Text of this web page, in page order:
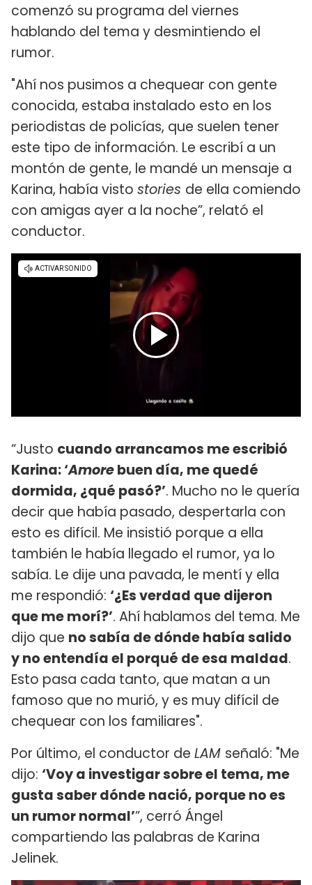
comenzó su programa del viernes
hablando del tema y desmintiendo el
rumor.
"Ahí nos pusimos a chequear con gente
conocida, estaba instalado esto en los
periodistas de policías, que suelen tener
este tipo de información. Le escribí a un
montón de gente, le mandé un mensaje a
Karina, había visto stories de ella comiendo
con amigas ayer a la noche”, relató el
conductor.
“Justo cuando arrancamos me escribió
Karina: ‘Amorebuen día, me quedé
dormida, ¿qué pasó?’. Mucho no le quería
decir que había pasado, despertarla con
esto es difícil. Me insistió porque a ella
también le había llegado el rumor, ya lo
sabía. Le dije una pavada, le mentí y ella
me respondió: ‘¿Es verdad que dijeron
que me morí?’. Ahí hablamos del tema. Me
dijo que no sabía de dónde había salido
y no entendía el porqué de esa maldad.
Esto pasa cada tanto, que matan a un
famoso que no murió, y es muy difícil de
chequear con los familiares".
Por último, el conductor de LAM señaló: "Me
dijo: ‘Voy a investigar sobre el tema, me
gusta saber dónde nació, porque no es
un rumor normal’”, cerró Ángel
compartiendo las palabras de Karina
Jelinek.